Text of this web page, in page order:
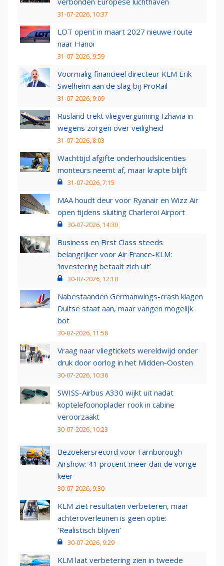
31-07-2026, 10:37
LOT opent in maart 2027 nieuwe route
naar Hanoi
31-07-2026, 9:59
Voormalig financieel directeur KLM Erik
Swelheim aan de slag bij ProRail
31-07-2026, 9:09
Rusland trekt vliegvergunning Izhavia in
wegens zorgen over veiligheid
31-07-2026, 8:03
Wachttijd afgifte onderhoudslicenties
monteurs neemt af, maar krapte blijft
31-07-2026, 7:15
MAA houdt deur voor Ryanair en Wizz Air
open tijdens sluiting Charleroi Airport
30-07-2026, 14:30
Business en First Class steeds
belangrijker voor Air France-KLM:
‘investering betaalt zich uit’
30-07-2026, 12:10
Nabestaanden Germanwings-crash klagen
Duitse staat aan, maar vangen mogelijk
bot
30-07-2026, 11:58
Vraag naar vliegtickets wereldwijd onder
druk door oorlog in het Midden-Oosten
30-07-2026, 10:36
SWISS-Airbus A330 wijkt uit nadat
koptelefoonoplader rook in cabine
veroorzaakt
30-07-2026, 10:23
Bezoekersrecord voor Farnborough
Airshow: 41 procent meer dan de vorige
keer
30-07-2026, 9:30
KLM ziet resultaten verbeteren, maar
achteroverleunen is geen optie:
‘Realistisch blijven’
30-07-2026, 9:29
KLM laat verbetering zien in tweede